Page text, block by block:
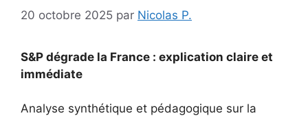
20 octobre 2025 par Nicolas P.
S&P dégrade la France : explication claire et
immédiate
Analyse synthétique et pédagogique sur la